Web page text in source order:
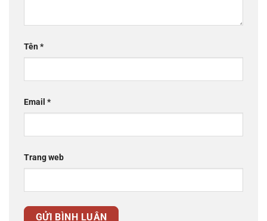
Tên*
Email *
Trang web